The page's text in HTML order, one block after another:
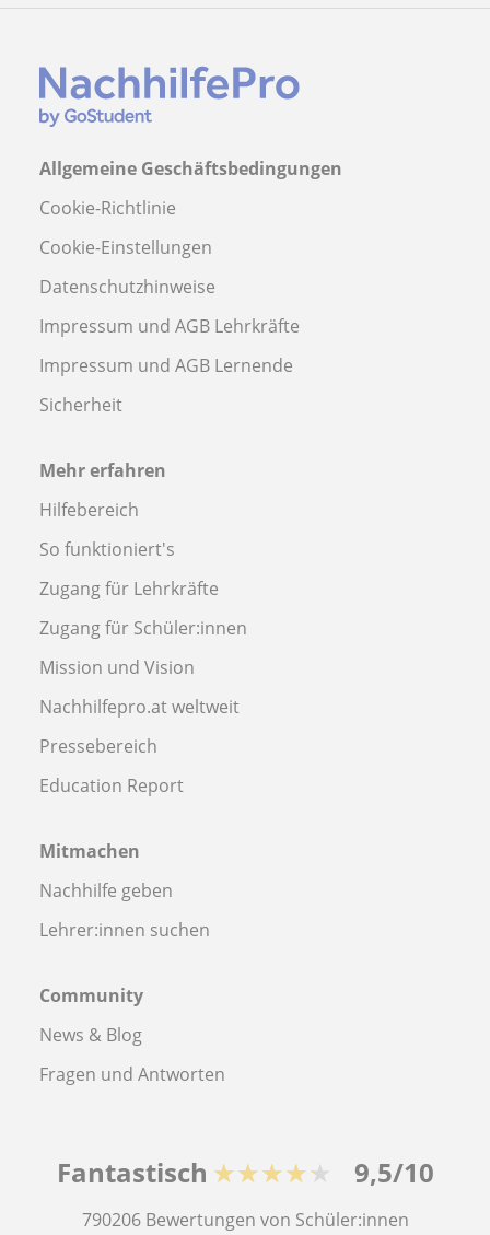
Allgemeine Geschäftsbedingungen
Cookie-Richtlinie
Cookie-Einstellungen
Datenschutzhinweise
Impressum und AGB Lehrkräfte
Impressum und AGB Lernende
Sicherheit
Mehr erfahren
Hilfebereich
So funktioniert's
Zugang für Lehrkräfte
Zugang für Schüler:innen
Mission und Vision
Nachhilfepro.at weltweit
Pressebereich
Education Report
Mitmachen
Nachhilfe geben
Lehrer:innen suchen
Community
News & Blog
Fragen und Antworten
Fantastisch ★★★★★ 9,5/10
790206 Bewertungen von Schüler:innen